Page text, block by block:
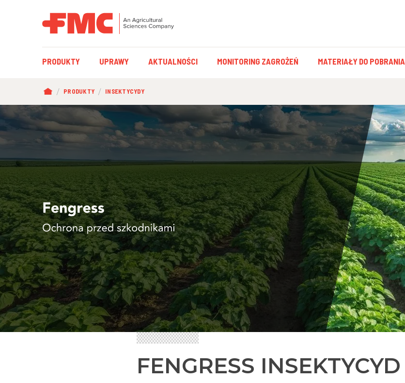
MAIN
PRODUKTY UPRAWY AKTUALNOŚCI MONITORING ZAGROŻEŃ MATERIAŁY DO POBRANIA
ŚCIEŻKA
NAWIGACYJNA
PRODUKTY INSEKTYCYDY
FENGRESS INSEKTYCYD